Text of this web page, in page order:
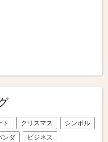
ト クリスマス
シンボル
ンダ
ビジネス